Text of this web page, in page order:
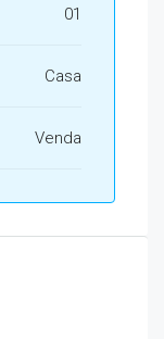
01
Casa
Venda